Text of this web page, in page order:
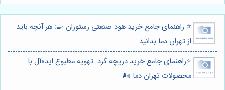
⭐️ راهنمای جامع خرید هود صنعتی رستوران 🍳: هر آنچه باید
از تهران دما بدانید
⭐️راهنمای جامع خرید دریچه گرد: تهویه مطبوع ایده‌آل با
محصولات تهران دما 🌬️